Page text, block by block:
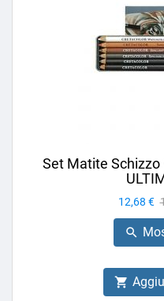
Set Matite Schizzo
Prezzo
12,68 €

